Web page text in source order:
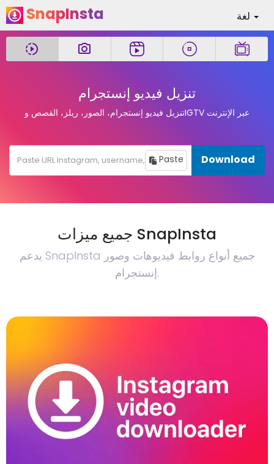
SnapInsta
تنزيل فيديو إنستجرام
تنزيل فيديو إنستجرام، الصور، ريلز، القصص وIGTV عبر الإنترنت
Paste Download
جميع ميزات SnapInsta
يدعم SnapInsta جميع أنواع روابط فيديوهات وصور
إنستجرام.